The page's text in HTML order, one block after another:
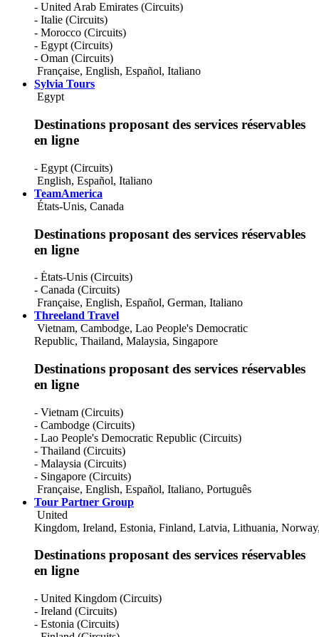
- United Arab Emirates (Circuits)
- Italie (Circuits)
- Morocco (Circuits)
- Egypt (Circuits)
- Oman (Circuits)
Française, English, Español, Italiano
Sylvia Tours
Egypt
Destinations proposant des services réservables
en ligne
- Egypt (Circuits)
English, Español, Italiano
TeamAmerica
États-Unis, Canada
Destinations proposant des services réservables
en ligne
- États-Unis (Circuits)
- Canada (Circuits)
Française, English, Español, German, Italiano
Threeland Travel
Vietnam, Cambodge, Lao People's Democratic
Republic, Thailand, Malaysia, Singapore
Destinations proposant des services réservables
en ligne
- Vietnam (Circuits)
- Cambodge (Circuits)
- Lao People's Democratic Republic (Circuits)
- Thailand (Circuits)
- Malaysia (Circuits)
- Singapore (Circuits)
Française, English, Español, Italiano, Português
Tour Partner Group
United
Kingdom, Ireland, Estonia, Finland, Latvia, Lithuania,
Destinations proposant des services réservables
en ligne
- United Kingdom (Circuits)
- Ireland (Circuits)
- Estonia (Circuits)